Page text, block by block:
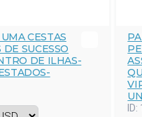
CESTAS
SUCESSO
DE ILHAS-
ID: